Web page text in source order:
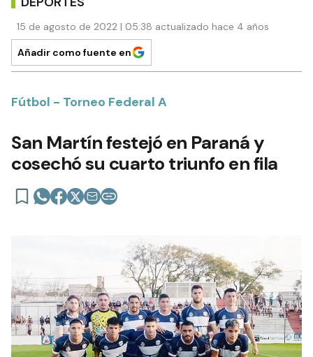
15 de agosto de 2022 | 05:38 actualizado hace 4 años
Añadir como fuente en
Fútbol - Torneo Federal A
San Martín festejó en Paraná y
cosechó su cuarto triunfo en fila